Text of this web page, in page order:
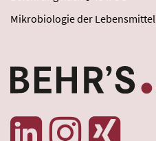
Mikrobiologie der Lebensmittel